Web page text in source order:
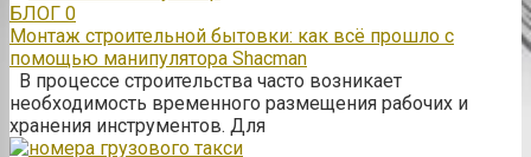
БЛОГ 0
Монтаж строительной бытовки: как всё прошло с
помощью манипулятора Shacman
В процессе строительства часто возникает
необходимость временного размещения рабочих и
хранения инструментов. Для